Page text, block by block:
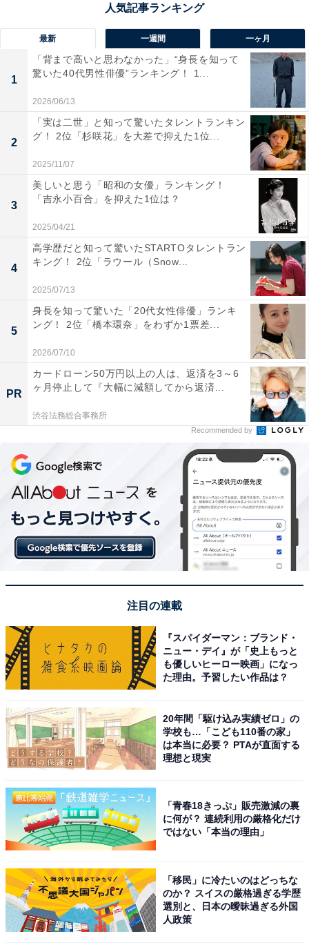
たコメントが寄せられています。
1位：米倉涼子
View this post on Instagram
A post shared by 【公式】ドクターX ～外科医・大門未知子～
1位にランクインしたのは、米倉涼子さんです。仕事が
できるイイ女の印象が強い米倉さんですが、大ヒットド
ラマ『ドクターX〜外科医・大門未知子〜』（テレビ朝
日系）の功績が大きいでしょう。
科医の「私、失敗しないので」のセリフでもおなじみ。
奔放な性格ながら完璧な仕事っぷりが印象的でした。
放送のドラマ『ナサケの女〜国税局調査官〜』や、2018
年に元弁護士のパワフルウーマン役を務めたドラマ『リ
ーガルＶ～元弁護士・小鳥遊翔子～』（ともにテレビ朝
最新 一週間 一ヶ月
1
「背まで高いと思わなかった」“身長を知って
驚いた40代男性俳優”ランキング！ 1...
2026/06/13
2
「実は二世」と知って驚いたタレントランキン
グ！ 2位「杉咲花」を大差で抑えた1位...
2025/11/07
3
美しいと思う「昭和の女優」ランキング！
「吉永小百合」を抑えた1位は？
2025/04/21
4
高学歴だと知って驚いたSTARTOタレントラン
キング！ 2位「ラウール（Snow...
2025/07/13
5
身長を知って驚いた「20代女性俳優」ランキ
ング！ 2位「橋本環奈」をわずか1票差...
2026/07/10
PR
カードローン50万円以上の人は、返済を3～6
ヶ月停止して『大幅に減額してから返済...
渋谷法務総合事務所
Recommended by
注目の連載
『スパイダーマン：ブランド・
ニュー・デイ』が「史上もっと
も優しいヒーロー映画」になっ
た理由。予習したい作品は？
20年間「駆け込み実績ゼロ」の
学校も…「こども110番の家」
は本当に必要？ PTAが直面する
理想と現実
「青春18きっぷ」販売激減の裏
に何が？ 連続利用の厳格化だけ
ではない「本当の理由」
「移民」に冷たいのはどっちな
のか？ スイスの厳格過ぎる学歴
選別と、日本の曖昧過ぎる外国
人政策